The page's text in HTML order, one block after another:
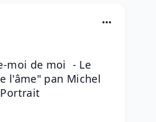
moi de moi  - Le
l'âme" pan Michel